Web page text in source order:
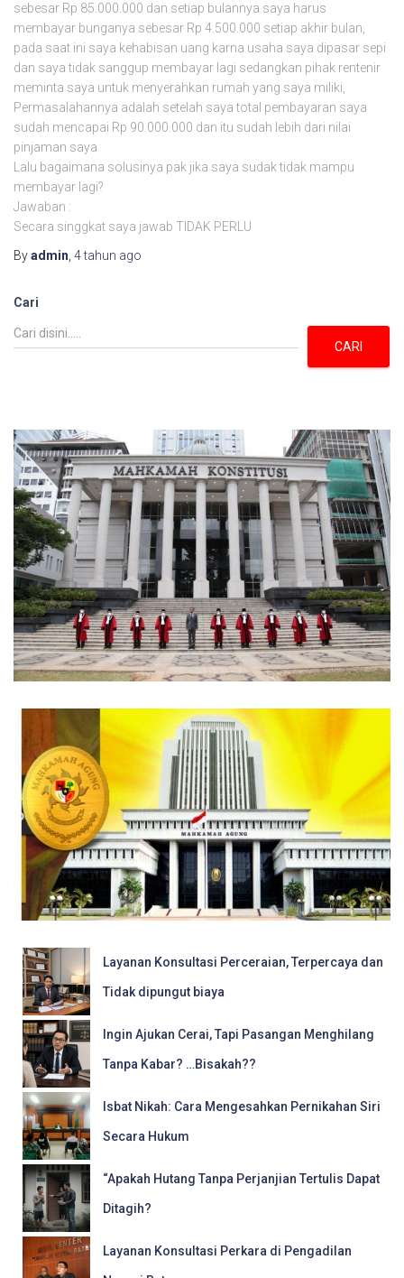
sebesar Rp 85.000.000 dan setiap bulannya saya harus
membayar bunganya sebesar Rp 4.500.000 setiap akhir bulan,
pada saat ini saya kehabisan uang karna usaha saya dipasar sepi
dan saya tidak sanggup membayar lagi sedangkan pihak rentenir
meminta saya untuk menyerahkan rumah yang saya miliki,
Permasalahannya adalah setelah saya total pembayaran saya
sudah mencapai Rp 90.000.000 dan itu sudah lebih dari nilai
pinjaman saya
Lalu bagaimana solusinya pak jika saya sudak tidak mampu
membayar lagi?
Jawaban :
Secara singgkat saya jawab TIDAK PERLU
Byadmin, 4 tahun ago
Cari
CARI
Layanan Konsultasi Perceraian, Terpercaya dan
Tidak dipungut biaya
Ingin Ajukan Cerai, Tapi Pasangan Menghilang
Tanpa Kabar? …Bisakah??
Isbat Nikah: Cara Mengesahkan Pernikahan Siri
Secara Hukum
“Apakah Hutang Tanpa Perjanjian Tertulis Dapat
Ditagih?
Layanan Konsultasi Perkara di Pengadilan